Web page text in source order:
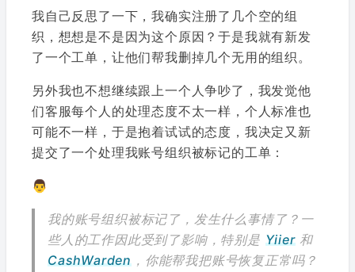
我自己反思了一下，我确实注册了几个空的组
织，想想是不是因为这个原因？于是我就有新发
了一个工单，让他们帮我删掉几个无用的组织。
另外我也不想继续跟上一个人争吵了，我发觉他
们客服每个人的处理态度不太一样，个人标准也
可能不一样，于是抱着试试的态度，我决定又新
提交了一个处理我账号组织被标记的工单：
👨
我的账号组织被标记了，发生什么事情了？一
些人的工作因此受到了影响，特别是 Yiier和
CashWarden ，你能帮我把账号恢复正常吗？